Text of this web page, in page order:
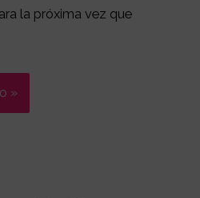
la próxima vez que